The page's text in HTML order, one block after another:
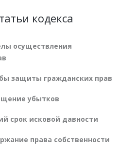
кодекса
осуществления
защиты гражданских прав
убытков
срок исковой давности
права собственности